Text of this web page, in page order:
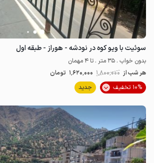
سوئیت با ویو کوه در نودشه - هوراز - طبقه اول
بدون خواب . 35 متر . تا 4 مهمان
هر شب از 1٬800٬000 1٬620٬000 تومان
10% تخفیف
جدید